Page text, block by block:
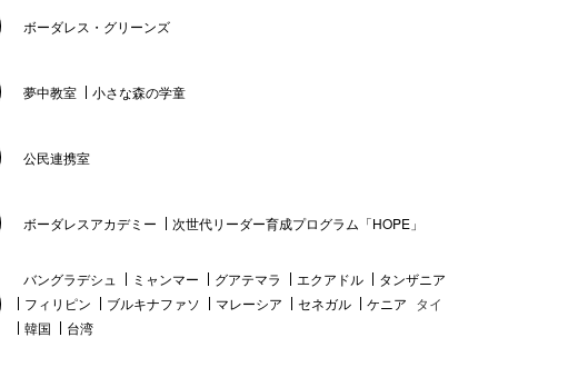
ボーダレス・グリーンズ
夢中教室 小さな森の学童
公民連携室
ボーダレスアカデミー 次世代リーダー育成プログラム「HOPE」
バングラデシュ ミャンマー グアテマラ エクアドル
タンザニア
フィリピン
ブルキナファソ マレーシア セネガル ケニア タイ
韓国
台湾